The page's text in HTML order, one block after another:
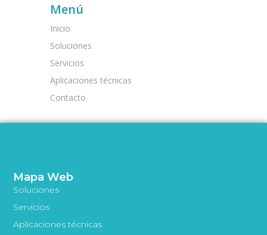
Menú
Inicio
Soluciones
Servicios
Aplicaciones técnicas
Contacto
Mapa Web
Soluciones
Servicios
Aplicaciones técnicas